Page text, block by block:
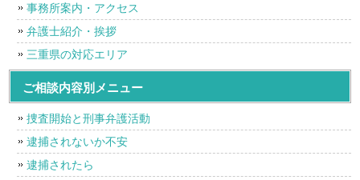
事務所案内・アクセス
弁護士紹介・挨拶
三重県の対応エリア
ご相談内容別メニュー
捜査開始と刑事弁護活動
逮捕されないか不安
逮捕されたら